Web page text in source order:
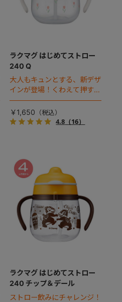
ラクマグ はじめてストロー
240 Q
大人もキュンとする、新デザ
インが登場！くわえて押すだ
けで飲み物が出る、ストロー
飲みにチャレンジ！
￥1,650
4.8 （16）
ラクマグ はじめてストロー
240 チップ＆デール
ストロー飲みにチャレンジ！